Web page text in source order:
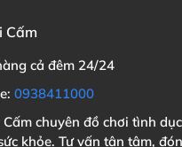
Cấm
cả đêm 24/24
0938411000
chuyên đồ chơi tình
khỏe. Tư vấn tận tâm,